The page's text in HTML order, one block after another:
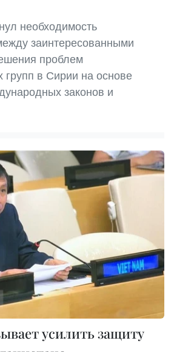
необходимость
заинтересованными
проблем
групп в Сирии на основе
законов и
усилить защиту